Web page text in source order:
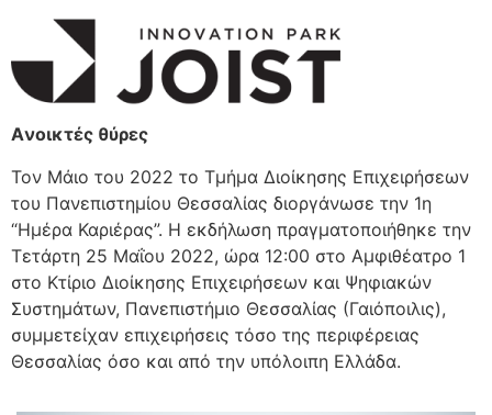
Aνοικτές θύρες
Τον Μάιο του 2022 το Τμήμα Διοίκησης Επιχειρήσεων
του Πανεπιστημίου Θεσσαλίας διοργάνωσε την 1η
“Ημέρα Καριέρας”. Η εκδήλωση πραγματοποιήθηκε την
Τετάρτη 25 Μαΐου 2022, ώρα 12:00 στο Αμφιθέατρο 1
στο Κτίριο Διοίκησης Επιχειρήσεων και Ψηφιακών
Συστημάτων, Πανεπιστήμιο Θεσσαλίας (Γαιόποιλις),
συμμετείχαν επιχειρήσεις τόσο της περιφέρειας
Θεσσαλίας όσο και από την υπόλοιπη Ελλάδα.